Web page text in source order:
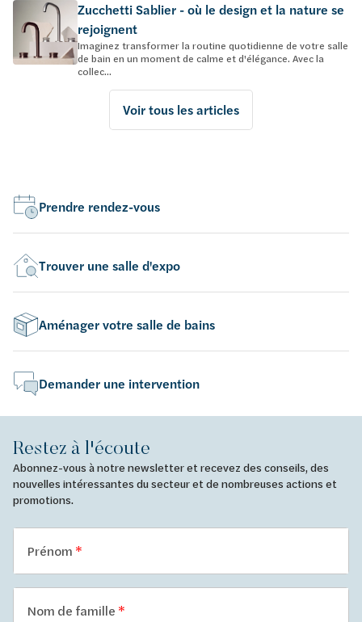
Zucchetti Sablier - où le design et la nature se
rejoignent
Imaginez transformer la routine quotidienne de votre salle
de bain en un moment de calme et d'élégance. Avec la
collec...
Voir tous les articles
Prendre rendez-vous
Trouver une salle d'expo
Aménager votre salle de bains
Demander une intervention
Restez à l'écoute
Abonnez-vous à notre newsletter et recevez des conseils, des
nouvelles intéressantes du secteur et de nombreuses actions et
promotions.
Prénom
Nom de famille